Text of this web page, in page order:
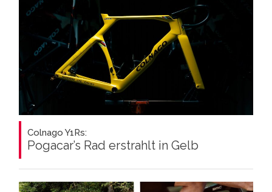
Colnago Y1Rs:
Pogacar’s Rad erstrahlt in Gelb